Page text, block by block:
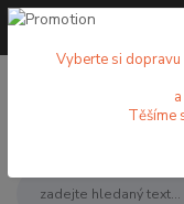
+420 773 998 582
Vyberte si dopravu
Těšíme